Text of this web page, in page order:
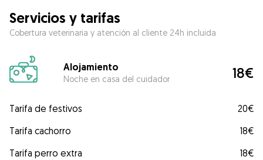
Servicios y tarifas
Cobertura veterinaria y atención al cliente 24h incluida
Alojamiento
Noche en casa del cuidador 18€
Tarifa de festivos
20€
Tarifa cachorro
18€
Tarifa perro extra
18€